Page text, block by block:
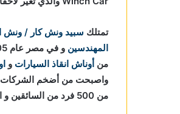
تمتلك سبيد ونش كار / ونش
المهندسين و في مصر عام 2005. وبحلول عام 2018 أصبحت Speed Winch Car For
من أوناش انقاذ السيارات و
واصبحت من أضخم
من 500 فرد من السائقين و الوناشين المدربين جيدا لمساعدة علي